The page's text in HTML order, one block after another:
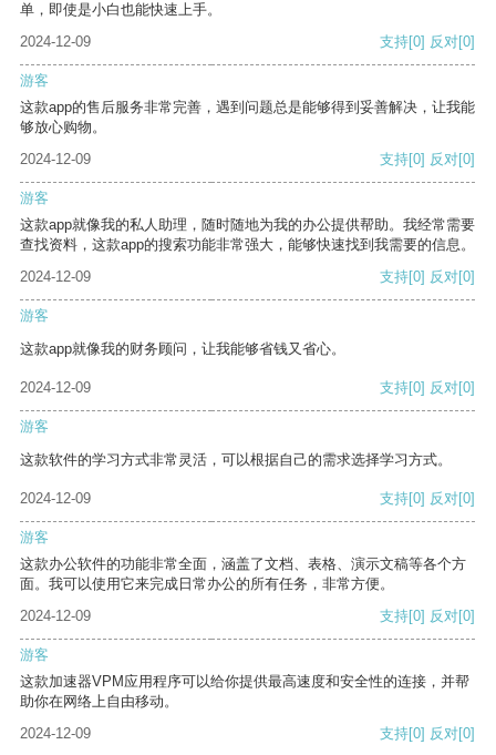
单，即使是小白也能快速上手。
2024-12-09
支持[0] 反对[0]
游客
这款app的售后服务非常完善，遇到问题总是能够得到妥善解决，让我能
够放心购物。
2024-12-09
支持[0] 反对[0]
游客
这款app就像我的私人助理，随时随地为我的办公提供帮助。我经常需要
查找资料，这款app的搜索功能非常强大，能够快速找到我需要的信息。
2024-12-09
支持[0] 反对[0]
游客
这款app就像我的财务顾问，让我能够省钱又省心。
2024-12-09 支持[0] 反对[0]
游客
这款软件的学习方式非常灵活，可以根据自己的需求选择学习方式。
2024-12-09 支持[0] 反对[0]
游客
这款办公软件的功能非常全面，涵盖了文档、表格、演示文稿等各个方
面。我可以使用它来完成日常办公的所有任务，非常方便。
2024-12-09
支持[0] 反对[0]
游客
这款加速器VPM应用程序可以给你提供最高速度和安全性的连接，并帮
助你在网络上自由移动。
2024-12-09
支持[0] 反对[0]